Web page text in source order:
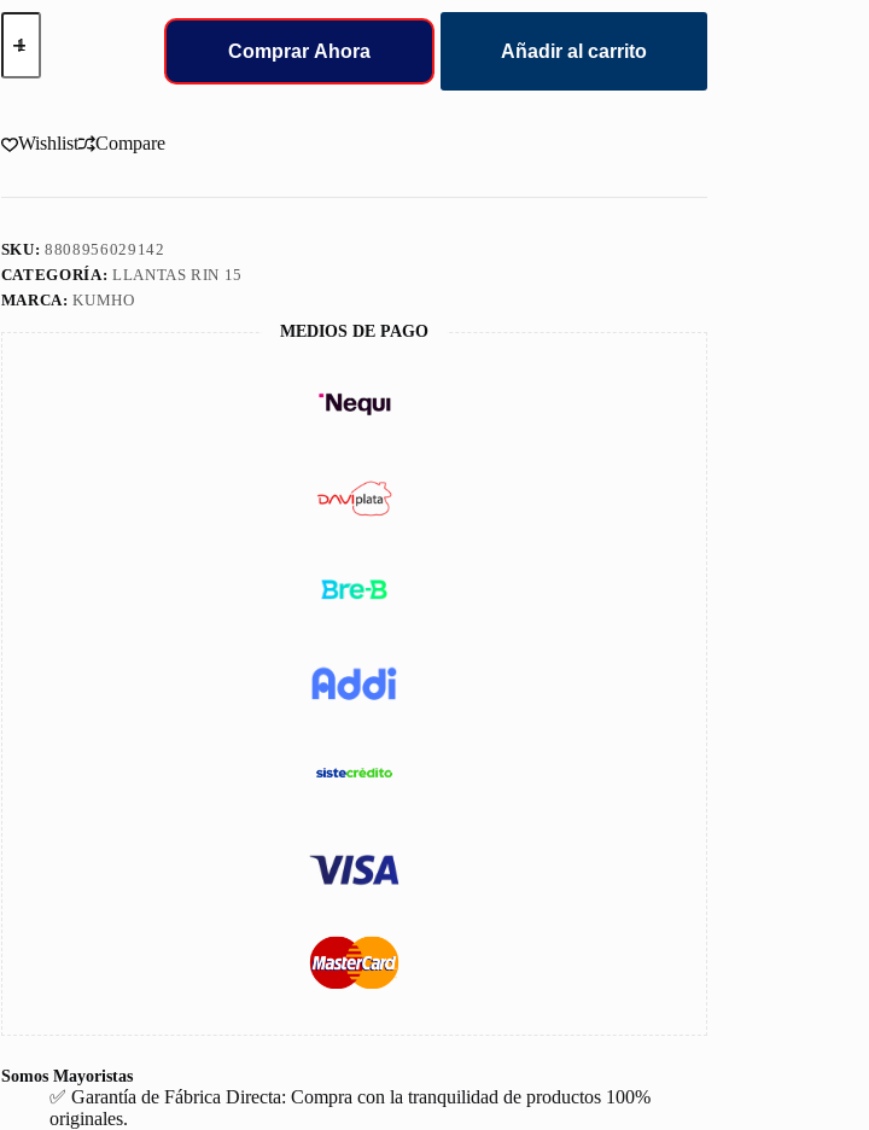
255/60/15
LLANT
ESCTA
cantidad
Comprar Ahora Añadir al carrito
Wishlist Compare
SKU:8808956029142
CATEGORÍA: LLANTAS RIN 15
MARCA:KUMHO
MEDIOS DE PAGO
Somos Mayoristas
✅ Garantía de Fábrica Directa: Compra con la tranquilidad de productos 100%
originales.